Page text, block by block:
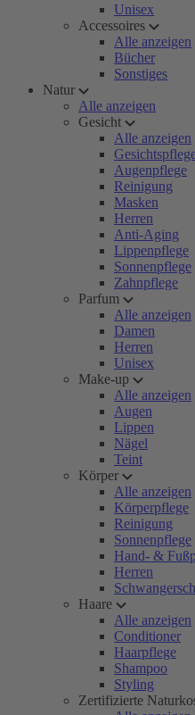
Unisex
Accessoires
Alle anzeigen
Bücher
Sonstiges
Natur
Alle anzeigen
Gesicht
Alle anzeigen
Augenpflege
Reinigung
Masken
Herren
Anti-Aging
Lippenpflege
Sonnenpflege
Zahnpflege
Parfum
Alle anzeigen
Damen
Herren
Unisex
Make-up
Alle anzeigen
Augen
Lippen
Nägel
Teint
Körper
Alle anzeigen
Körperpflege
Reinigung
Sonnenpflege
Hand- &
Herren
Haare
Alle anzeigen
Conditioner
Haarpflege
Shampoo
Styling
Zertifizierte